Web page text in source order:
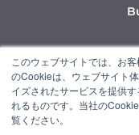
このウェブサイトでは、お
のCookieは、ウェブサイト
イズされたサービスを提供
れるものです。当社の
覧ください。
Y
o
u
t